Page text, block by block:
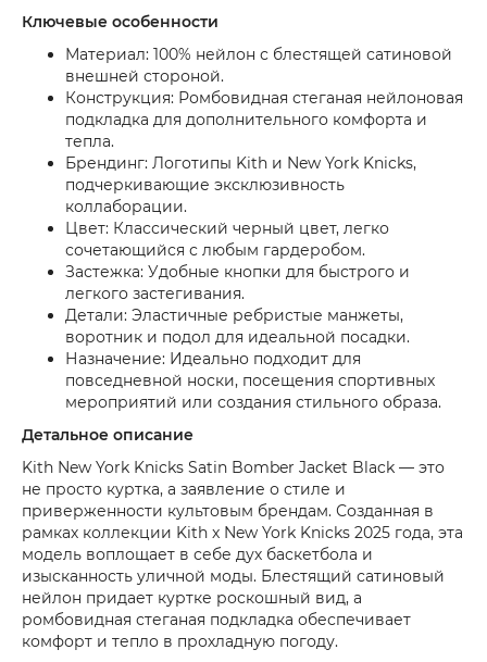
Ключевые особенности
Материал: 100% нейлон с блестящей сатиновой
внешней стороной.
Конструкция: Ромбовидная стеганая нейлоновая
подкладка для дополнительного комфорта и
тепла.
Брендинг: Логотипы Kith и New York Knicks,
подчеркивающие эксклюзивность
коллаборации.
Цвет: Классический черный цвет, легко
сочетающийся с любым гардеробом.
Застежка: Удобные кнопки для быстрого и
легкого застегивания.
Детали: Эластичные ребристые манжеты,
воротник и подол для идеальной посадки.
Назначение: Идеально подходит для
повседневной носки, посещения спортивных
мероприятий или создания стильного образа.
Детальное описание
Kith New York Knicks Satin Bomber Jacket Black — это
не просто куртка, а заявление о стиле и
приверженности культовым брендам. Созданная в
рамках коллекции Kith x New York Knicks 2025 года, эта
модель воплощает в себе дух баскетбола и
изысканность уличной моды. Блестящий сатиновый
нейлон придает куртке роскошный вид, а
ромбовидная стеганая подкладка обеспечивает
комфорт и тепло в прохладную погоду.